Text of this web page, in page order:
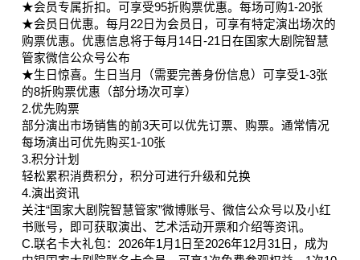
★会员专属折扣。可享受95折购票优惠。每场可购1-20张
★会员日优惠。每月22日为会员日，可享有特定演出场次的
购票优惠。优惠信息将于每月14日-21日在国家大剧院智慧
管家微信公众号公布
★生日惊喜。生日当月（需要完善身份信息）可享受1-3张
的8折购票优惠（部分场次可享）
2.优先购票
部分演出市场销售的前3天可以优先订票、购票。通常情况
每场演出可优先购买1-10张
3.积分计划
轻松累积消费积分，积分可进行升级和兑换
4.演出资讯
关注“国家大剧院智慧管家”微博账号、微信公众号以及小红
书账号，即可获取演出、艺术活动开票和介绍等资讯。
C.联名卡大礼包：2026年1月1日至2026年12月31日，成为